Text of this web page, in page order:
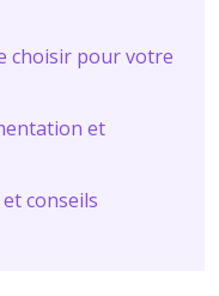
choisir pour votre
et
conseils